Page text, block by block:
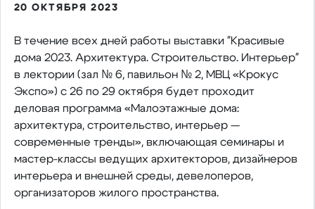
20 ОКТЯБРЯ 2023
В течение всех дней работы выставки "Красивые
дома 2023. Архитектура. Строительство. Интерьер"
в лектории (зал № 6, павильон № 2, МВЦ «Крокус
Экспо») с 26 по 29 октября будет проходит
деловая программа «Малоэтажные дома:
архитектура, строительство, интерьер —
современные тренды», включающая семинары и
мастер-классы ведущих архитекторов, дизайнеров
интерьера и внешней среды, девелоперов,
организаторов жилого пространства.